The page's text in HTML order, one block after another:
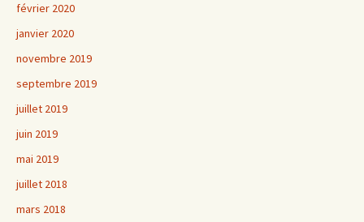
février 2020
janvier 2020
novembre 2019
septembre 2019
juillet 2019
juin 2019
mai 2019
juillet 2018
mars 2018